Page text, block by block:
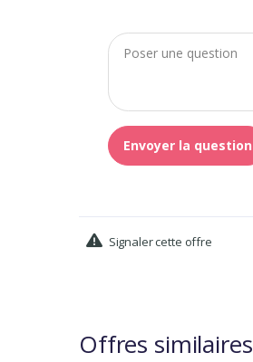
Envoyer la question
Signaler cette offre
Offres similaires